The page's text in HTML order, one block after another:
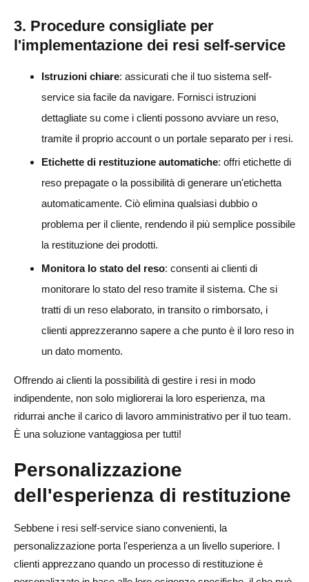
3. Procedure consigliate per
l'implementazione dei resi self-service
Istruzioni chiare: assicurati che il tuo sistema self-
service sia facile da navigare. Fornisci istruzioni
dettagliate su come i clienti possono avviare un reso,
tramite il proprio account o un portale separato per i resi.
Etichette di restituzione automatiche: offri etichette di
reso prepagate o la possibilità di generare un'etichetta
automaticamente. Ciò elimina qualsiasi dubbio o
problema per il cliente, rendendo il più semplice possibile
la restituzione dei prodotti.
Monitora lo stato del reso: consenti ai clienti di
monitorare lo stato del reso tramite il sistema. Che si
tratti di un reso elaborato, in transito o rimborsato, i
clienti apprezzeranno sapere a che punto è il loro reso in
un dato momento.
Offrendo ai clienti la possibilità di gestire i resi in modo
indipendente, non solo migliorerai la loro esperienza, ma
ridurrai anche il carico di lavoro amministrativo per il tuo team.
È una soluzione vantaggiosa per tutti!
Personalizzazione
dell'esperienza di restituzione
Sebbene i resi self-service siano convenienti, la
personalizzazione porta l'esperienza a un livello superiore. I
clienti apprezzano quando un processo di restituzione è